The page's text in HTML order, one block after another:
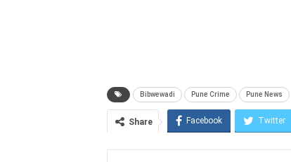
Bibwewadi Pune Crime Pune News
Share Facebook Twitter